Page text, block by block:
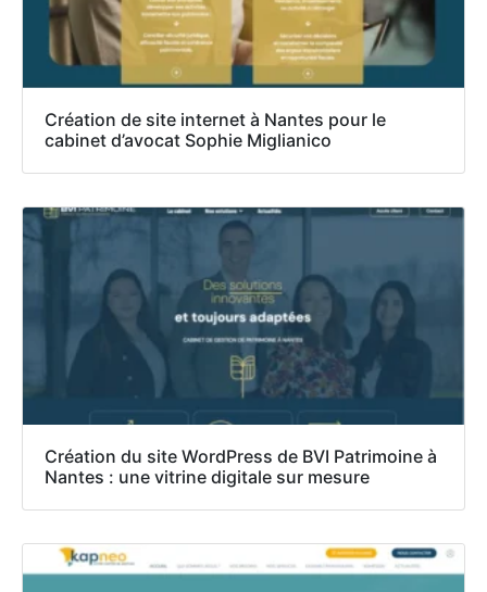
Création de site internet à Nantes pour le
cabinet d’avocat Sophie Miglianico
Création du site WordPress de BVI Patrimoine à
Nantes : une vitrine digitale sur mesure